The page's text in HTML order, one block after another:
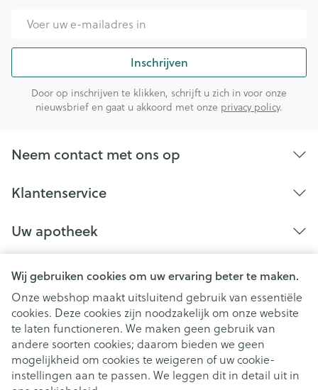
Wij gebruiken cookies om uw ervaring beter te maken.
Onze webshop maakt uitsluitend gebruik van essentiële
cookies. Deze cookies zijn noodzakelijk om onze website
te laten functioneren. We maken geen gebruik van
andere soorten cookies; daarom bieden we geen
mogelijkheid om cookies te weigeren of uw cookie-
instellingen aan te passen. We leggen dit in detail uit in
Inschrijven
Door op inschrijven te klikken, schrijft u zich in voor onze
nieuwsbrief en gaat u akkoord met onze privacy policy.
Neem contact met ons op
Klantenservice
Uw apotheek
Juridische links